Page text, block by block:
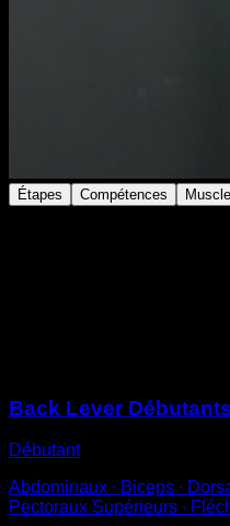
Étapes Compétences
Back Lever Débutants
Débutant
Abdominaux ∙ Biceps ∙
Pectoraux Supérieurs ∙